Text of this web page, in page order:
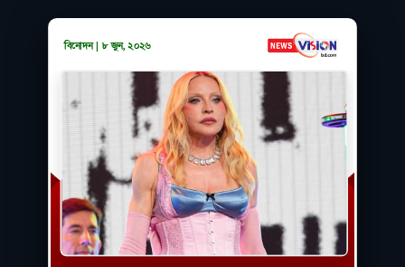
বিনোদন | ৮ জুন, ২০২৬